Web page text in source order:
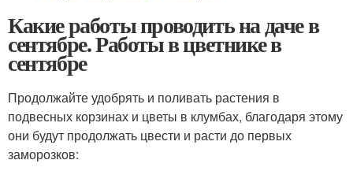
Какие работы проводить на даче в
сентябре. Работы в цветнике в
сентябре
Продолжайте удобрять и поливать растения в
подвесных корзинах и цветы в клумбах, благодаря этому
они будут продолжать цвести и расти до первых
заморозков: